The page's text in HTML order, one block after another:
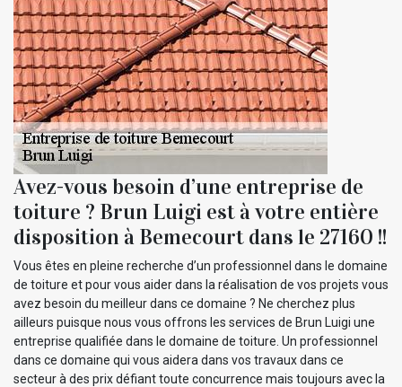
Avez-vous besoin d’une entreprise de
toiture ? Brun Luigi est à votre entière
disposition à Bemecourt dans le 27160 !!
Vous êtes en pleine recherche d’un professionnel dans le domaine
de toiture et pour vous aider dans la réalisation de vos projets vous
avez besoin du meilleur dans ce domaine ? Ne cherchez plus
ailleurs puisque nous vous offrons les services de Brun Luigi une
entreprise qualifiée dans le domaine de toiture. Un professionnel
dans ce domaine qui vous aidera dans vos travaux dans ce
secteur à des prix défiant toute concurrence mais toujours avec la